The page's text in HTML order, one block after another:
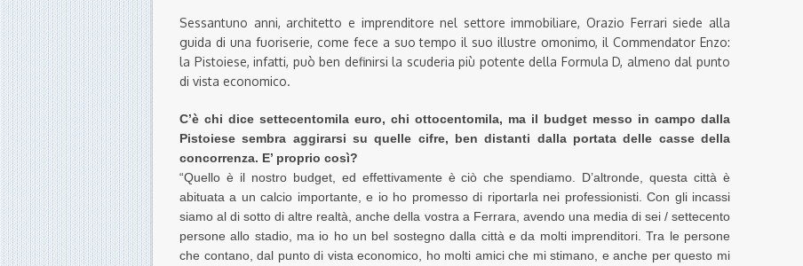
Sessantuno anni, architetto e imprenditore nel settore immobiliare, Orazio Ferrari siede alla
guida di una fuoriserie, come fece a suo tempo il suo illustre omonimo, il Commendator Enzo:
la Pistoiese, infatti, può ben definirsi la scuderia più potente della Formula D, almeno dal punto
di vista economico.
C’è chi dice settecentomila euro, chi ottocentomila, ma il budget messo in campo dalla
Pistoiese sembra aggirarsi su quelle cifre, ben distanti dalla portata delle casse della
concorrenza. E’ proprio così?
“Quello è il nostro budget, ed effettivamente è ciò che spendiamo. D’altronde, questa città è
abituata a un calcio importante, e io ho promesso di riportarla nei professionisti. Con gli incassi
siamo al di sotto di altre realtà, anche della vostra a Ferrara, avendo una media di sei / settecento
persone allo stadio, ma io ho un bel sostegno dalla città e da molti imprenditori. Tra le persone
che contano, dal punto di vista economico, ho molti amici che mi stimano, e anche per questo mi